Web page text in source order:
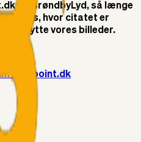
og BrøndbyLyd, så længe
linkes, hvor citatet er
benytte vores billeder.